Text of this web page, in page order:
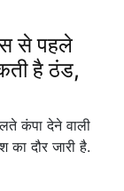
से पहले
है ठंड,
कंपा देने वाली
का दौर जारी है.